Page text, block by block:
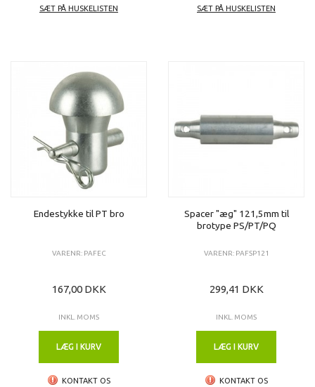
SÆT PÅ HUSKELISTEN SÆT PÅ HUSKELISTEN
Endestykke til PT bro
VARENR: PAFEC
167,00 DKK
INKL. MOMS
LÆG I KURV
KONTAKT OS
Spacer "æg" 121,5mm til
brotype PS/PT/PQ
VARENR: PAFSP121
299,41 DKK
INKL. MOMS
LÆG I KURV
KONTAKT OS